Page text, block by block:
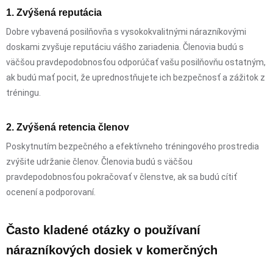
1. Zvýšená reputácia
Dobre vybavená posilňovňa s vysokokvalitnými nárazníkovými
doskami zvyšuje reputáciu vášho zariadenia. Členovia budú s
väčšou pravdepodobnosťou odporúčať vašu posilňovňu ostatným,
ak budú mať pocit, že uprednostňujete ich bezpečnosť a zážitok z
tréningu.
2. Zvýšená retencia členov
Poskytnutím bezpečného a efektívneho tréningového prostredia
zvýšite udržanie členov. Členovia budú s väčšou
pravdepodobnosťou pokračovať v členstve, ak sa budú cítiť
ocenení a podporovaní.
Často kladené otázky o používaní
nárazníkových dosiek v komerčných